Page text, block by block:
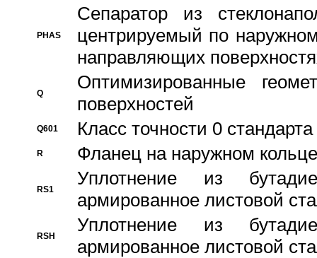
PHAS
Сепаратор из
центрируемый по
направляющих
Q
Оптимизированные
поверхностей
Q601 Класс точности 0
R Фланец на наружном кольце
RS1
Уплотнение из
армированное листовой
RSH
Уплотнение из
армированное листовой